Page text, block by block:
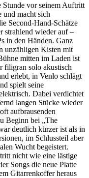
Stunde vor seinem Auftritt
und macht sich
Second-Hand-Schätze
strahlend wieder auf –
in den Händen. Ganz
unzähligen Kisten mit
mitten im Laden ist
filigran solo akustisch
erlebt, in Venlo schlägt
spielt seine
Dabei verdichtet
langen Stücke wieder
aufbrausenden
Beginn bei „The
deutlich kürzer ist als in
im Schlussteil aber
Wucht begeistert.
nicht wie eine lästige
Songs die neue Platte
Gitarrenkoffer heraus